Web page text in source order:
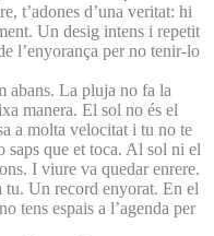
t’adones d’una veritat: hi
Un desig intens i repetit
l’enyorança per no tenir-lo
abans. La pluja no fa la
manera. El sol no és el
a molta velocitat i tu no te
saps que et toca. Al sol ni el
I viure va quedar enrere.
tu. Un record enyorat. En el
tens espais a l’agenda per